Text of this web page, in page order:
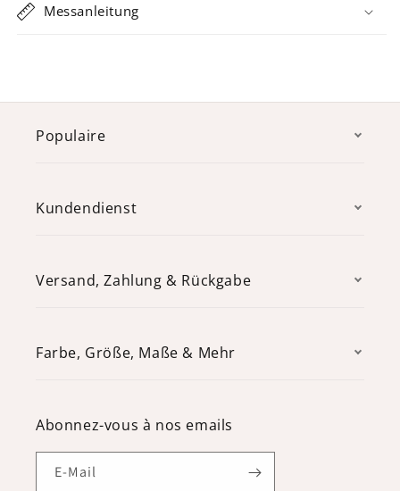
Messanleitung
Populaire
Kundendienst
Versand, Zahlung & Rückgabe
Farbe, Größe, Maße & Mehr
Abonnez-vous à nos emails
E-Mail